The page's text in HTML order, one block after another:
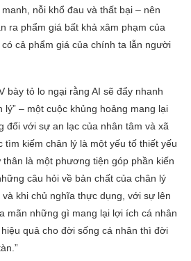
nỗi khổ đau và thất bại – nên
ra phẩm giá bất khả xâm phạm của
cả phẩm giá của chính ta lẫn người
bày tỏ lo ngại rằng AI sẽ đẩy nhanh
lý” – một cuộc khủng hoảng mang lại
đối với sự an lạc của nhân tâm và xã
tìm kiếm chân lý là một yếu tố thiết yếu
là một phương tiện góp phần kiến
câu hỏi về bản chất của chân lý
khi chủ nghĩa thực dụng, với sự lên
mãn những gì mang lại lợi ích cá nhân
quả cho đời sống cá nhân thì đời